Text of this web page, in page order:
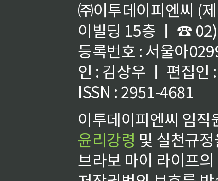
㈜이투데이피엔씨 (
이빌딩 15층 ㅣ ☎
등록번호 : 서울아
인 : 김상우 ㅣ 편집인
ISSN : 2951-4681
이투데이피엔씨 임
윤리강령 및 실천규
브라보 마이 라이프